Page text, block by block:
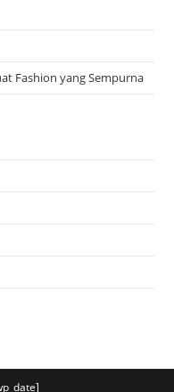
Fashion yang Sempurna